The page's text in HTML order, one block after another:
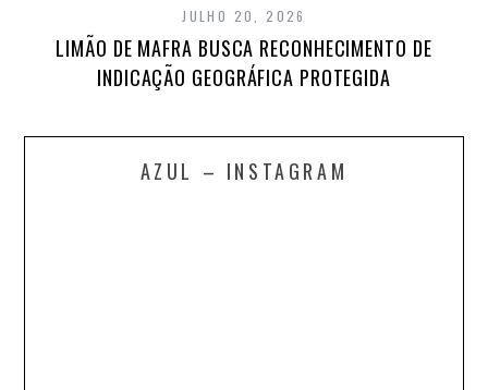
JULHO 20, 2026
LIMÃO DE MAFRA BUSCA RECONHECIMENTO DE
INDICAÇÃO GEOGRÁFICA PROTEGIDA
AZUL – INSTAGRAM